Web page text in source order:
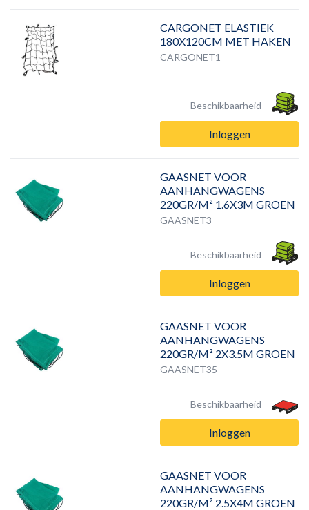
CARGONET ELASTIEK
180X120CM MET HAKEN
CARGONET1
Beschikbaarheid
Inloggen
GAASNET VOOR
AANHANGWAGENS
220GR/M² 1.6X3M GROEN
GAASNET3
Beschikbaarheid
Inloggen
GAASNET VOOR
AANHANGWAGENS
220GR/M² 2X3.5M GROEN
GAASNET35
Beschikbaarheid
Inloggen
GAASNET VOOR
AANHANGWAGENS
220GR/M² 2.5X4M GROEN